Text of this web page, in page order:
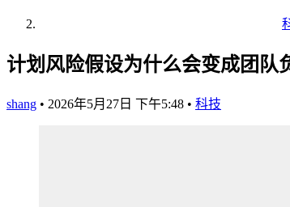
计划风险假设为什么会变成团队
shang • 2026年5月27日 下午5:48 • 科技